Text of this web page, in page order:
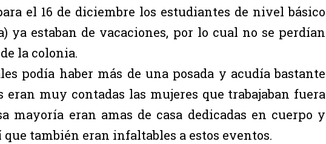
el 16 de diciembre los estudiantes de nivel básico
ya estaban de vacaciones, por lo cual no se perdían
la colonia.
podía haber más de una posada y acudía bastante
eran muy contadas las mujeres que trabajaban fuera
mayoría eran amas de casa dedicadas en cuerpo y
también eran infaltables a estos eventos.